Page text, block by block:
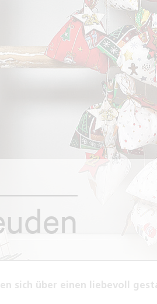
sich über einen liebevoll